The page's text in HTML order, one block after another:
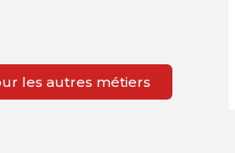
les autres métiers